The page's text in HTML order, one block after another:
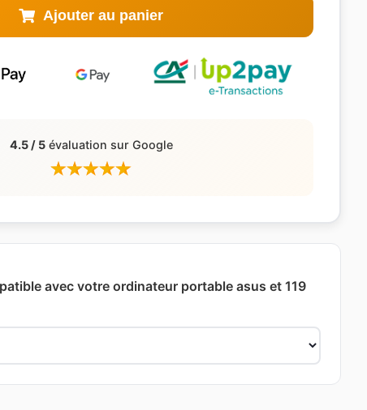
Ajouter au panier
4.5 / 5évaluation sur Google
avec votre ordinateur portable asus et 119